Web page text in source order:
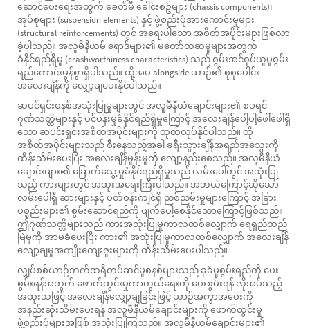
ဆောင်ပေးရေးအတွက် ခေတ်မီ ခေါင်းစဥ်များ (chassis components)၊
အုပ်စုများ (suspension elements) နှင့် ဖွဲ့စည်းပုံအားကောင်းမှုများ
(structural reinforcements) တွင် အရေးပါသော အစိတ်အပိုင်းများဖြစ်လာ
ခဲ့ပါသည်။ အလူမီနီယမ် ရောဒ်များ၏ မတော်တဆမှုများအတွက်
ခံနိုင်ရည်ရှိမှု (crashworthiness characteristics) သည် စွမ်းအင်စုပ်ယူမှုစွမ်း
ရည်ကောင်းမွန်စွာရှိပါသည်။ ထို့အပ alongside ယာဉ်၏ စုစုပေါင်း
အလေးချိန်ကို လျှော့ချပေးနိုင်ပါသည်။
ဆပင်ရှင်းစနစ်အသုံးပြုမှုများတွင် အလူမီနီယံချောင်းများ၏ စပရင်
ဂုဏ်သတ္တိများနှင့် ပင်ပန်းမှုခံနိုင်ရည်ရှိမှုကြောင့် အလေးချိန်ပေါ့ပါ့ဖေါ်ဖေါ်ရှိ
သော ဆပင်းရှင်းအစိတ်အပိုင်းများကို ထုတ်လုပ်နိုင်ပါသည်။ ထို
အစိတ်အပိုင်းများသည် စီးနေသည့်အခါ ခရီးသွားချိန်အရည်အသွေးကို
ထိန်းသိမ်းပေးပြီး အလေးချိန်မှုန်းမှုကို လျော့နည်းစေသည်။ အလူမီနီယံ
ချောင်းများ၏ ခြောက်သွေ့မှုခံနိုင်ရည်ရှိမှုသည် လမ်းပေါ်တွင် အသုံးပြု
သည့် ကားများတွင် အထူးအရေးကြီးပါသည်။ အဘယ်ကြောင့်ဆိုသော်
လမ်းပေါ်ရှိ ဆားများနှင့် ပတ်ဝန်းကျင်ရှိ ညစ်ညမ်းမှုများကြောင့် အခြား
ပစ္စည်းများ၏ စွမ်းဆောင်ရည်ကို ပျက်ပေါ့စေနိုင်သောကြောင့်ဖြစ်သည်။
ဤဂုဏ်သတ္တိများသည် ကားအသုံးပြုမှုကာလတစ်လျှောက် ရေရှည်တည်
မြဲမှုကို အာမခံပေးပြီး ကား၏ အသုံးပြုမှုကာလတစ်လျှောက် အလေးချိန်
လျော့ချမှုအကျိုးကျေးဇူးများကို ထိန်းသိမ်းပေးပါသည်။
လျှပ်စစ်ယာဉ်ဘက်ထရီတပ်ဆင်မှုစနစ်များသည် ခုခံမှုစွမ်းရည်ကို ပေး
စွမ်းရန်အတွက် ဖောက်ထွင်းမှုကာကွယ်ရေးကို ပေးစွမ်းရန် လိုအပ်သည့်
အထူးသဖြင့် အလေးချိန်လျှော့ချခြင်းဖြင့် ယာဉ်အကွာအဝေးကို
အနည်းဆုံးသိမ်းပေးရန် အလူမီနီယမ်ချောင်းများကို ဖောက်ထွင်းမှု
ဖွဲ့စည်းပုံများအဖြစ် အသုံးပြုကြသည်။ အလူမီနီယမ်ချောင်းများ၏